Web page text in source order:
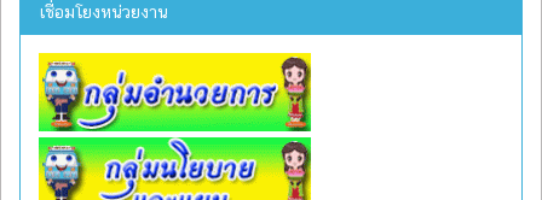
เชื่อมโยงหน่วยงาน